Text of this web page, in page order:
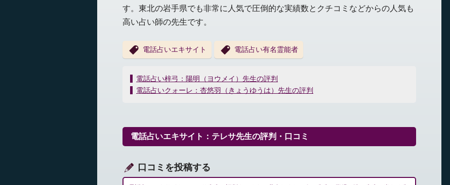
す。東北の岩手県でも非常に人気で圧倒的な実績数とクチコミなどからの人気も
高い占い師の先生です。
電話占いエキサイト 電話占い有名霊能者
投
稿
ー
シ
ン
電話占い梓弓：陽明（ヨウメイ）先生の評判
電話占いクォーレ：杏悠羽（きょうゆうは）先生の評判
電話占いエキサイト：テレサ先生の評判・口コミ
口コミを投稿する